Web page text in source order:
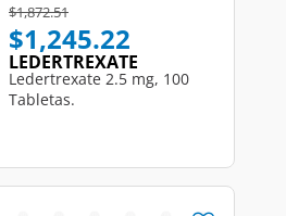
Price reduced from
$1,872.51to
$1,245.22
LEDERTREXATE
Ledertrexate 2.5 mg, 100
Tabletas.